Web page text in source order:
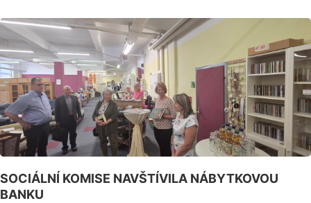
SOCIÁLNÍ KOMISE NAVŠTÍVILA NÁBYTKOVOU
BANKU